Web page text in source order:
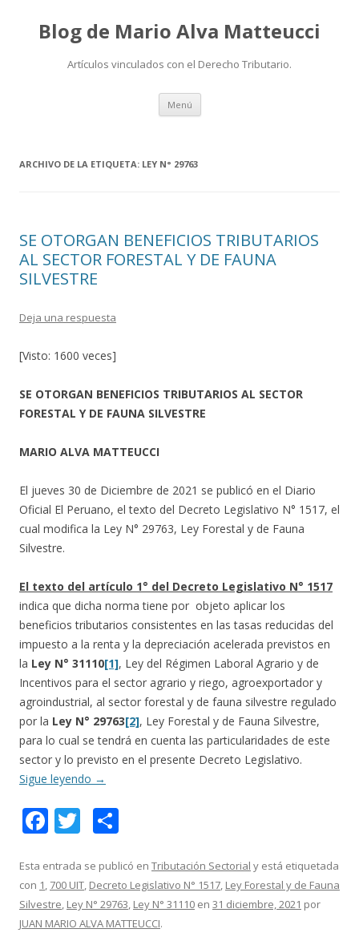
Blog de Mario Alva Matteucci
Artículos vinculados con el Derecho Tributario.
Menú Ir
contenido
ARCHIVO DE LA ETIQUETA: LEY N° 29763
SE OTORGAN BENEFICIOS TRIBUTARIOS
AL SECTOR FORESTAL Y DE FAUNA
SILVESTRE
Deja una respuesta
[Visto: 1600 veces]
SE OTORGAN BENEFICIOS TRIBUTARIOS AL SECTOR
FORESTAL Y DE FAUNA SILVESTRE
MARIO ALVA MATTEUCCI
El jueves 30 de Diciembre de 2021 se publicó en el Diario
Oficial El Peruano, el texto del Decreto Legislativo N° 1517, el
cual modifica la Ley N° 29763, Ley Forestal y de Fauna
Silvestre.
El texto del artículo 1° del Decreto Legislativo N° 1517
indica que dicha norma tiene por objeto aplicar los
beneficios tributarios consistentes en las tasas reducidas del
impuesto a la renta y la depreciación acelerada previstos en
la Ley N° 31110[1], Ley del Régimen Laboral Agrario y de
Incentivos para el sector agrario y riego, agroexportador y
agroindustrial, al sector forestal y de fauna silvestre regulado
por la Ley N° 29763[2], Ley Forestal y de Fauna Silvestre,
para lo cual se tendrá en cuenta las particularidades de este
sector y lo previsto en el presente Decreto Legislativo.
Sigue leyendo →
F
e
b
o
T
itt
er
m
p
ar
Esta entrada se publicó en Tributación Sectorial y está etiquetada
con 1, 700 UIT, Decreto Legislativo N° 1517, Ley Forestal y de Fauna
Silvestre, Ley N° 29763, Ley N° 31110 en 31 diciembre, 2021 por
JUAN MARIO ALVA MATTEUCCI.